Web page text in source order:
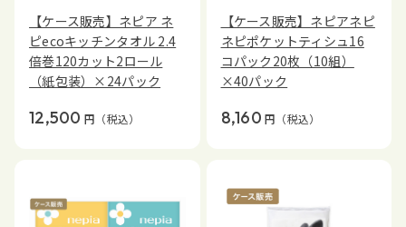
【ケース販売】ネピア ネ
ピecoキッチンタオル 2.4
倍巻120カット2ロール
（紙包装）×24パック
12,500 円 （税込）
【ケース販売】ネピアネピ
ネピポケットティシュ16
コパック20枚（10組）
×40パック
8,160 円 （税込）